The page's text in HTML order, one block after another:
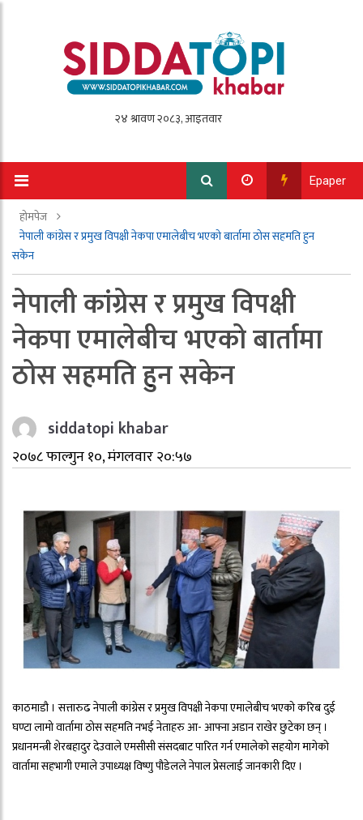
Epaper
होमपेज
नेपाली कांग्रेस र प्रमुख विपक्षी नेकपा एमालेबीच भएको बार्तामा ठोस सहमति हुन
सकेन
नेपाली कांग्रेस र प्रमुख विपक्षी
नेकपा एमालेबीच भएको बार्तामा
ठोस सहमति हुन सकेन
siddatopi khabar
२०७८ फाल्गुन १०, मंगलवार २०:५७
काठमाडौ । सत्तारुढ नेपाली कांग्रेस र प्रमुख विपक्षी नेकपा एमालेबीच भएको करिब दुई
घण्टा लामो वार्तामा ठोस सहमति नभई नेताहरु आ- आफ्ना अडान राखेर छुटेका छन् ।
प्रधानमन्त्री शेरबहादुर देउवाले एमसीसी संसदबाट पारित गर्न एमालेको सहयोग मागेको
वार्तामा सहभागी एमाले उपाध्यक्ष विष्णु पौडेलले नेपाल प्रेसलाई जानकारी दिए ।